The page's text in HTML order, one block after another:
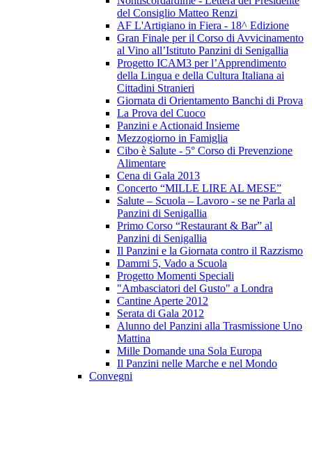
del Consiglio Matteo Renzi
AF L'Artigiano in Fiera - 18^ Edizione
Gran Finale per il Corso di Avvicinamento
al Vino all’Istituto Panzini di Senigallia
Progetto ICAM3 per l’Apprendimento
della Lingua e della Cultura Italiana ai
Cittadini Stranieri
Giornata di Orientamento Banchi di Prova
La Prova del Cuoco
Panzini e Actionaid Insieme
Mezzogiorno in Famiglia
Cibo è Salute - 5° Corso di Prevenzione
Alimentare
Cena di Gala 2013
Concerto “MILLE LIRE AL MESE”
Salute – Scuola – Lavoro - se ne Parla al
Panzini di Senigallia
Primo Corso “Restaurant & Bar” al
Panzini di Senigallia
Il Panzini e la Giornata contro il Razzismo
Dammi 5, Vado a Scuola
Progetto Momenti Speciali
"Ambasciatori del Gusto" a Londra
Cantine Aperte 2012
Serata di Gala 2012
Alunno del Panzini alla Trasmissione Uno
Mattina
Mille Domande una Sola Europa
Il Panzini nelle Marche e nel Mondo
Convegni